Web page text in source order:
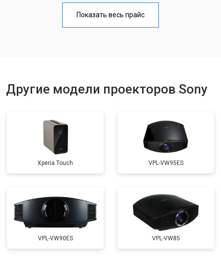
Показать весь прайс
Другие модели проекторов Sony
Xperia Touch VPL-VW95ES
VPL-VW90ES VPL-VW85